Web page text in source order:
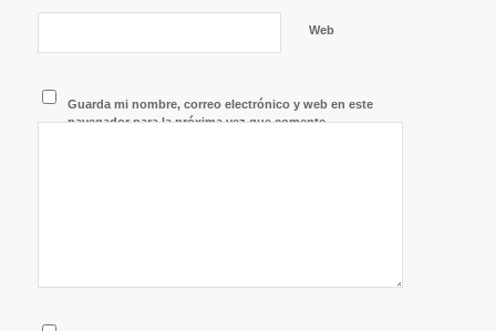
Web
Guarda mi nombre, correo electrónico y web en este
navegador para la próxima vez que comente.